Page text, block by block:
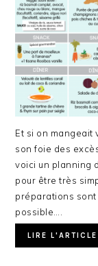
Et si on mangeait
son foie des
voici un planning
pour être très
préparations sont
possible….
LIRE L'ARTICLE